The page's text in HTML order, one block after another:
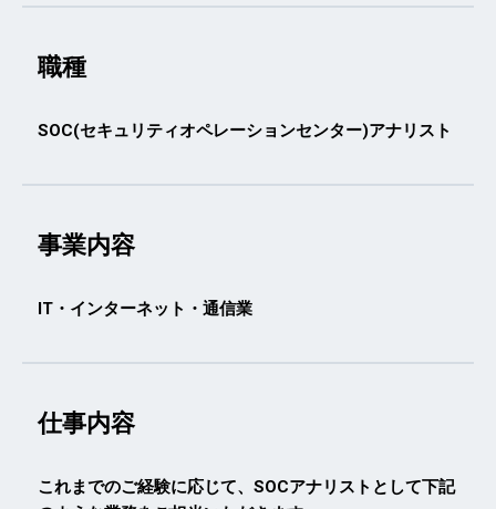
職種
SOC(セキュリティオペレーションセンター)アナリスト
事業内容
IT・インターネット・通信業
仕事内容
これまでのご経験に応じて、SOCアナリストとして下記